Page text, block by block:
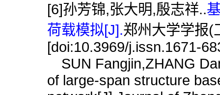
[6]孙芳锦,张大明,殷志祥..
荷载模拟[J].郑州大学学报(
[doi:10.3969/j.issn.1671-
SUN Fangjin,ZHANG
of large-span structure